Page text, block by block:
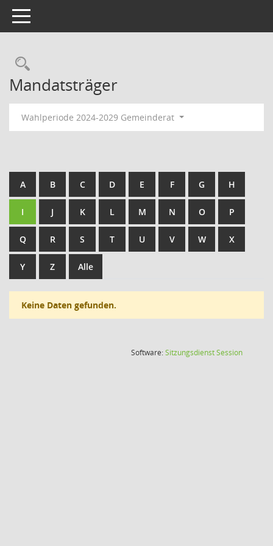
Toggle navigation
Rechercheauswahl
Mandatsträger
Wahlperiode 2024-2029 Gemeinderat
A B C D E F G H
I J K L M N O P
Q R S T U V W X
Y Z Alle
Keine Daten gefunden.
Software:SitzungsdienstSession(Wird in